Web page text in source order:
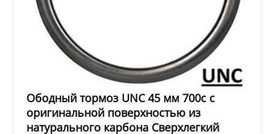
Ободный тормоз UNC 45 мм 700c с
оригинальной поверхностью из
натурального карбона Сверхлегкий